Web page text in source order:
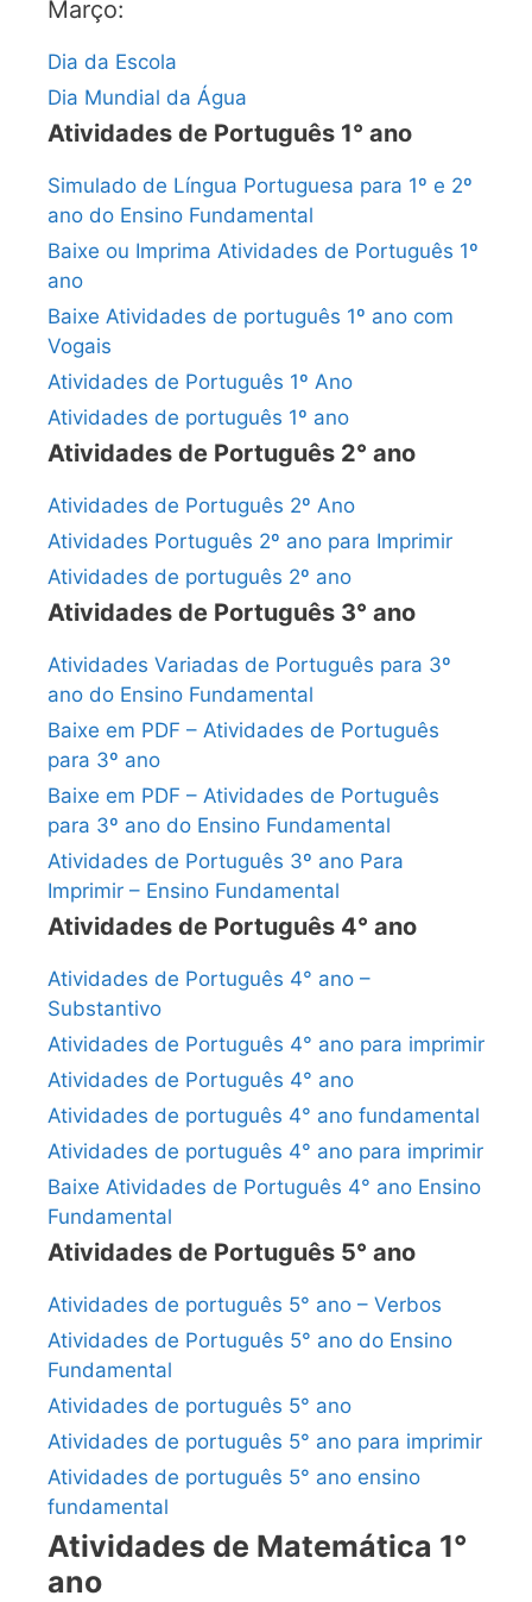
Março:
Dia da Escola
Dia Mundial da Água
Atividades de Português 1° ano
Simulado de Língua Portuguesa para 1º e 2º
ano do Ensino Fundamental
Baixe ou Imprima Atividades de Português 1º
ano
Baixe Atividades de português 1º ano com
Vogais
Atividades de Português 1º Ano
Atividades de português 1º ano
Atividades de Português 2° ano
Atividades de Português 2º Ano
Atividades Português 2º ano para Imprimir
Atividades de português 2º ano
Atividades de Português 3° ano
Atividades Variadas de Português para 3º
ano do Ensino Fundamental
Baixe em PDF – Atividades de Português
para 3º ano
Baixe em PDF – Atividades de Português
para 3º ano do Ensino Fundamental
Atividades de Português 3º ano Para
Imprimir – Ensino Fundamental
Atividades de Português 4° ano
Atividades de Português 4° ano –
Substantivo
Atividades de Português 4° ano para imprimir
Atividades de Português 4° ano
Atividades de português 4° ano fundamental
Atividades de português 4° ano para imprimir
Baixe Atividades de Português 4° ano Ensino
Fundamental
Atividades de Português 5° ano
Atividades de português 5° ano – Verbos
Atividades de Português 5° ano do Ensino
Fundamental
Atividades de português 5° ano
Atividades de português 5° ano para imprimir
Atividades de português 5° ano ensino
fundamental
Atividades de Matemática 1°
ano